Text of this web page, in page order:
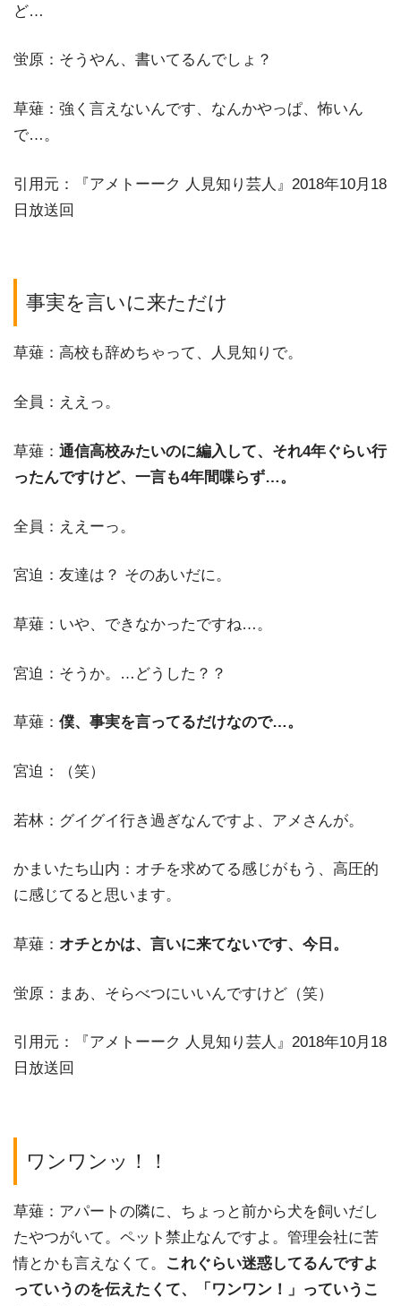
ど…
蛍原：そうやん、書いてるんでしょ？
草薙：強く言えないんです、なんかやっぱ、怖いん
で…。
引用元：『アメトーーク 人見知り芸人』2018年10月18
日放送回
事実を言いに来ただけ
草薙：高校も辞めちゃって、人見知りで。
全員：ええっ。
草薙： 通信高校みたいのに編入して、それ4年ぐらい行
ったんですけど、一言も4年間喋らず…。
全員：ええーっ。
宮迫：友達は？ そのあいだに。
草薙：いや、できなかったですね…。
宮迫：そうか。…どうした？？
草薙： 僕、事実を言ってるだけなので…。
宮迫：（笑）
若林：グイグイ行き過ぎなんですよ、アメさんが。
かまいたち山内：オチを求めてる感じがもう、高圧的
に感じてると思います。
草薙： オチとかは、言いに来てないです、今日。
蛍原：まあ、そらべつにいいんですけど（笑）
引用元：『アメトーーク 人見知り芸人』2018年10月18
日放送回
ワンワンッ！！
草薙：アパートの隣に、ちょっと前から犬を飼いだし
たやつがいて。ペット禁止なんですよ。管理会社に苦
情とかも言えなくて。
これぐらい迷惑してるんですよ
っていうのを伝えたくて、「ワンワン！」っていうこ